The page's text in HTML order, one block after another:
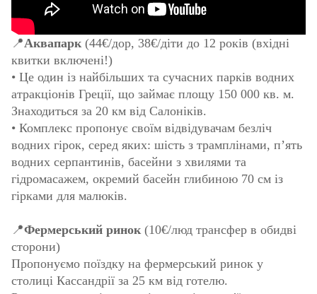
📍Аквапарк (44€/дор, 38€/діти до 12 років (вхідні
квитки включені!)
• Це один із найбільших та сучасних парків водних
атракціонів Греції, що займає площу 150 000 кв. м.
Знаходиться за 20 км від Салоніків.
• Комплекс пропонує своїм відвідувачам безліч
водних гірок, серед яких: шість з трамплінами, п’ять
водних серпантинів, басейни з хвилями та
гідромасажем, окремий басейн глибиною 70 см із
гірками для малюків.
📍Фермерський ринок (10€/люд трансфер в обидві
сторони)
Пропонуємо поїздку на фермерський ринок у
столиці Кассандрії за 25 км від готелю.